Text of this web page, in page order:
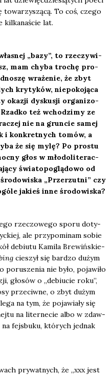
towa­rzy­szą­cą. To coś, cze­go
kil­ka­na­ście lat.
„bazy”, to rze­czy­wi­
mam chy­ba tro­chę pro­
wra­że­nie, że zbyt
kry­ty­ków, nie­po­ko­ją­ca
oka­zji dys­ku­sji orga­ni­zo­
też wcho­dzi­my ze
nie na grun­cie samej
i kon­kret­nych tomów, a
że się mylę? Po pro­stu
głos w mło­do­li­te­rac­
świa­to­po­glą­do­wo od
„Prze­rzut­ni” czy
jakieś inne śro­do­wi­ska?
rze­czo­we­go spo­ru doty­
ale przy­po­mi­nam sobie
debiu­tu Kami­la Bre­wiń­skie­
cie­szył się bar­dzo dużym
poru­sze­nia nie było, poja­wi­ło
gło­sów o „debiu­cie roku”,
prze­ciw­ne, o zbyt dużym
na tym, że poja­wia­ły się
na liter­ne­cie albo w zdaw­
fejs­bu­ku, któ­rych jed­nak
pry­wat­nych, że „xxx jest